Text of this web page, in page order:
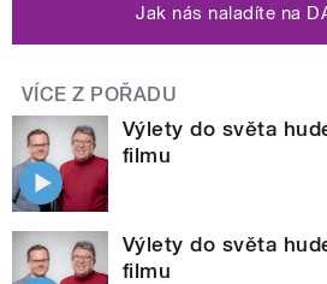
Jak nás naladíte na
VÍCE Z POŘADU
Výlety do světa
filmu
Výlety do světa
filmu